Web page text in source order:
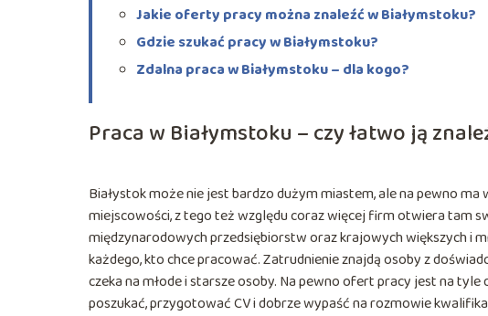
Jakie oferty pracy można znaleźć w Białymstoku?
Gdzie szukać pracy w Białymstoku?
Zdalna praca w Białymstoku – dla kogo?
Praca w Białymstoku – czy łatwo ją
Białystok może nie jest bardzo dużym miastem, ale na pewno
miejscowości, z tego też względu coraz więcej firm otwiera tam
międzynarodowych przedsiębiorstw oraz krajowych większych i
każdego, kto chce pracować. Zatrudnienie znajdą osoby z
czeka na młode i starsze osoby. Na pewno ofert pracy jest na
poszukać, przygotować CV i dobrze wypaść na rozmowie